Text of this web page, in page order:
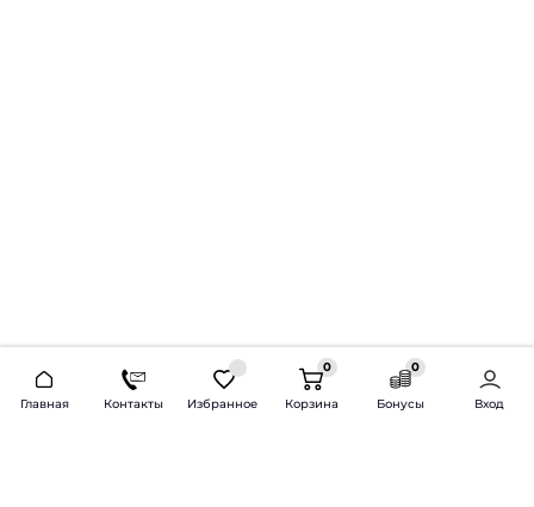
Главная Контакты Избранное
0
Корзина
0
Бонусы Вход
2026 © Продажа и установка автозвука.
Доставка по всей России и СНГ